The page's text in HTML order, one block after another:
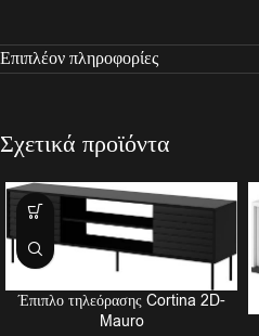
Επιπλέον πληροφορίες
Σχετικά προϊόντα
Έπιπλο τηλεόρασης Cortina 2D-
Mauro